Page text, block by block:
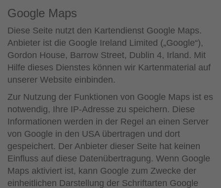
Google Maps
Diese Seite nutzt den Kartendienst Google Maps.
Anbieter ist die Google Ireland Limited („Google“),
Gordon House, Barrow Street, Dublin 4, Irland. Mit
Hilfe dieses Dienstes können wir Kartenmaterial auf
unserer Website einbinden.
Zur Nutzung der Funktionen von Google Maps ist es
notwendig, Ihre IP-Adresse zu speichern. Diese
Informationen werden in der Regel an einen Server
von Google in den USA übertragen und dort
gespeichert. Der Anbieter dieser Seite hat keinen
Einfluss auf diese Datenübertragung. Wenn Google
Maps aktiviert ist, kann Google zum Zwecke der
einheitlichen Darstellung der Schriftarten Google